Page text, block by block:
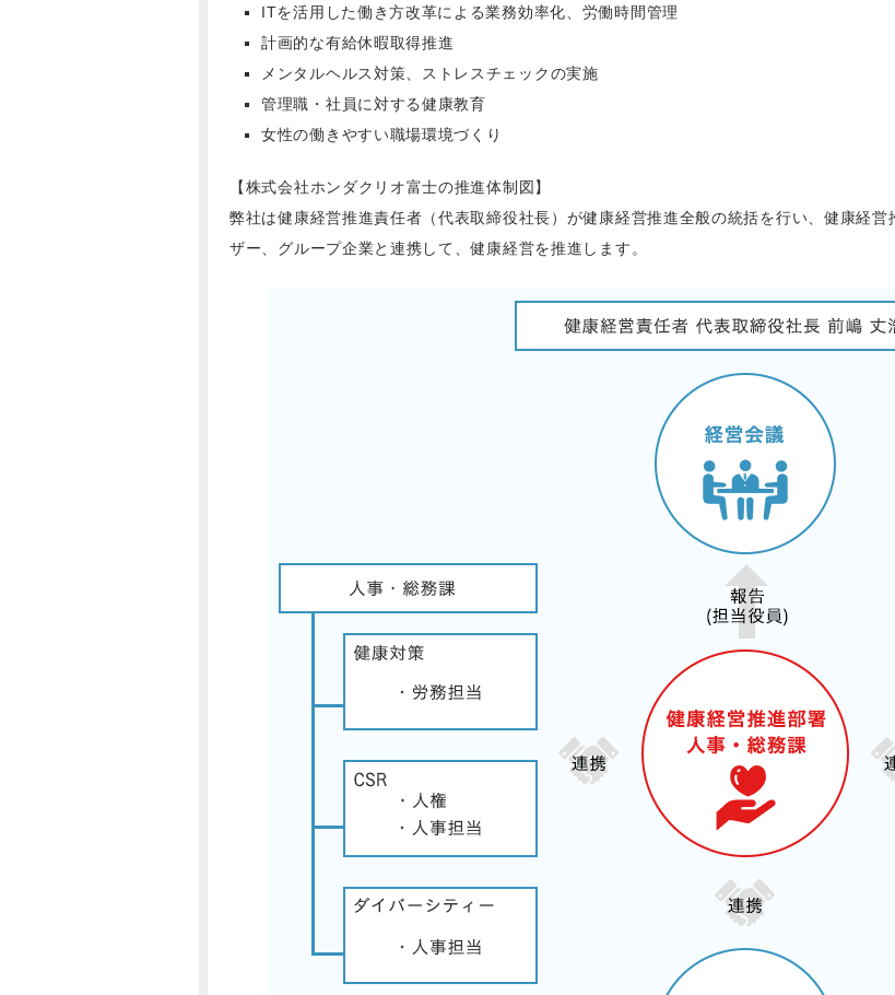
ITを活用した働き方改革による業務効率化、労働時間管理
計画的な有給休暇取得推進
メンタルヘルス対策、ストレスチェックの実施
管理職・社員に対する健康教育
女性の働きやすい職場環境づくり
【株式会社ホンダクリオ富士の推進体制図】
弊社は健康経営推進責任者（代表取締役社長）が健康経営推進全般の統括を行い、健康経
ザー、グループ企業と連携して、健康経営を推進します。